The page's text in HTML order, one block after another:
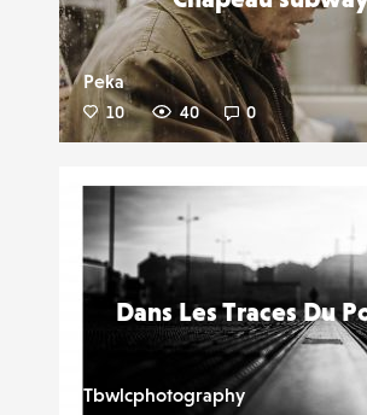
Peka
10 40 0
Dans Les Traces Du
Tbwlcphotography